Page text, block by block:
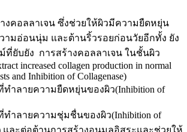
งคอลลาเจน ซึ่งช่วยให้ผิวมีความยืดหยุ่น
ามอ่อนนุ่ม และต้านริ้วรอยก่อนวัยอีกทั้ง ยัง
ที่ยับยัง การสร้างคอลลาเจน ในชั้นผิว
increased collagen production in normal
and Inhibition of Collagenase)
ทำลายความยืดหยุ่นของผิว(Inhibition of
ทำลายความชุ่มชื่นของผิว(Inhibition of